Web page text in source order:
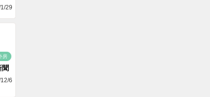
29
房
聞
6